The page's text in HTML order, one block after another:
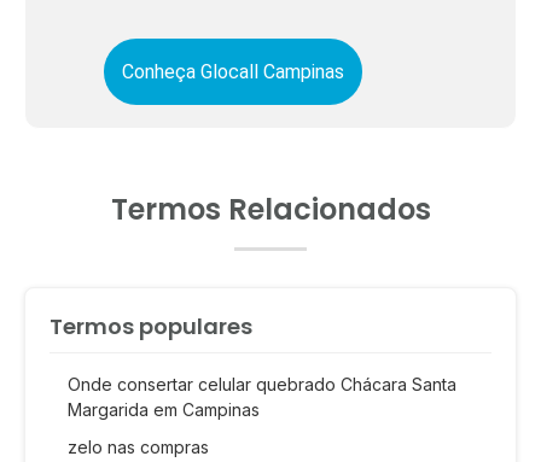
Conheça Glocall Campinas
Termos Relacionados
Termos populares
Onde consertar celular quebrado Chácara Santa
Margarida em Campinas
zelo nas compras